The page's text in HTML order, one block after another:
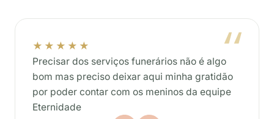
★★★★★
Precisar dos serviços funerários não é algo
bom mas preciso deixar aqui minha gratidão
por poder contar com os meninos da equipe
Eternidade